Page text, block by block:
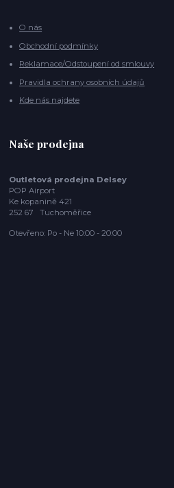
O nás
Obchodní podmínky
Reklamace/Odstoupení od smlouvy
Pravidla ochrany osobních údajů
Kde nás najdete
Naše prodejna
Outletová prodejna Delsey
POP Airport
Ke kopanině 421
252 67 Tuchoměřice
Otevřeno: Po - Ne 10:00 - 20:00